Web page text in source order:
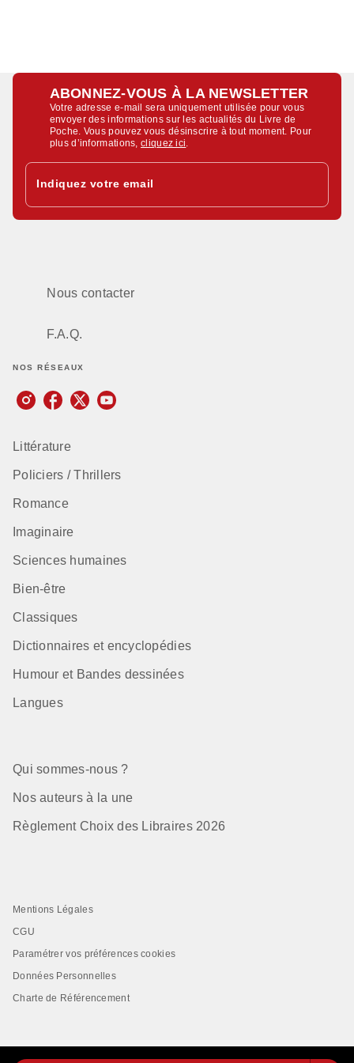
ABONNEZ-VOUS À LA NEWSLETTER
Votre adresse e-mail sera uniquement utilisée pour vous
envoyer des informations sur les actualités du Livre de
Poche. Vous pouvez vous désinscrire à tout moment. Pour
plus d’informations,cliquez ici
Indiquez votre email
Nous contacter
F.A.Q.
NOS RÉSEAUX
Littérature
Policiers / Thrillers
Romance
Imaginaire
Sciences humaines
Bien-être
Classiques
Dictionnaires et encyclopédies
Humour et Bandes dessinées
Langues
Qui sommes-nous ?
Nos auteurs à la une
Règlement Choix des Libraires 2026
Mentions Légales
CGU
Paramétrer vos préférences cookies
Données Personnelles
Charte de Référencement